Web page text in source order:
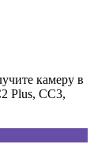
камеру в
Plus, CC3,